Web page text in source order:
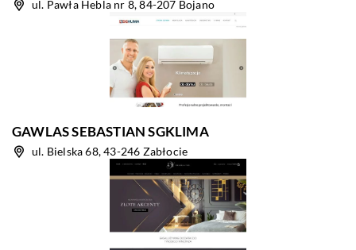
ul. Pawła Hebla nr 8, 84-207 Bojano
GAWLAS SEBASTIAN SGKLIMA
ul. Bielska 68, 43-246 Zabłocie